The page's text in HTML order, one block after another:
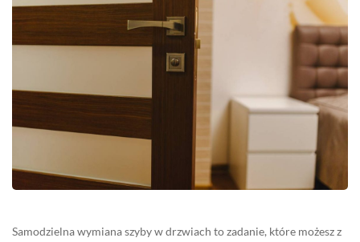
Samodzielna wymiana szyby w drzwiach to zadanie, które możesz z